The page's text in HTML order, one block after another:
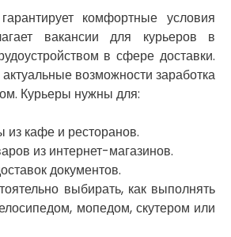
комфортные условия
вакансии для курьеров в
в сфере доставки.
возможности заработка
Курьеры нужны для:
из кафе и ресторанов.
из интернет-магазинов.
документов.
выбирать, как выполнять
мопедом, скутером или